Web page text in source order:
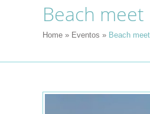
Beach meet
Home » Eventos » Beach